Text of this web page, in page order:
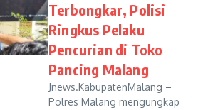
Terbongkar, Polisi
Ringkus Pelaku
Pencurian di Toko
Pancing Malang
Jnews.KabupatenMalang –
Polres Malang mengungkap